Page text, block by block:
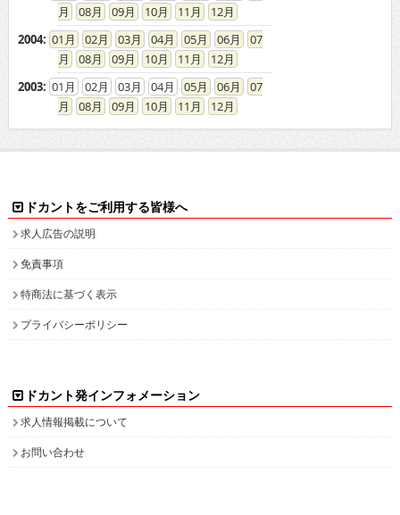
08
09 10 11
12
2004: 01 02 03 04 05 06
07
08
09 10 11
12
2003: 01 02 03 04 05 06
07
08
09 10 11 12
ドカントをご利用する皆様へ
求人広告の説明
免責事項
特商法に基づく表示
プライバシーポリシー
ドカント発インフォメーション
求人情報掲載について
お問い合わせ